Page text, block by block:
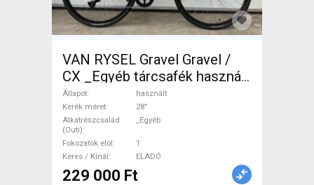
VAN RYSEL Gravel Gravel /
CX _Egyéb tárcsafék használt
ELADÓ
Állapot
használt
Kerék méret
28"
Alkatrészcsalád
(Outi)
_Egyéb
Fokozatok elöl
1
Keres / Kínál
ELADÓ
229 000 Ft